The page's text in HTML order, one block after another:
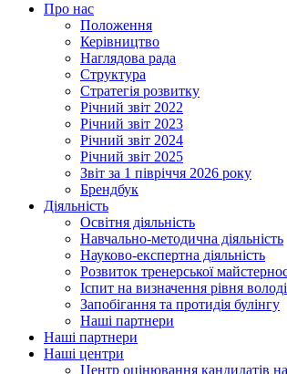
Про нас
Положення
Керівництво
Наглядова рада
Структура
Стратегія розвитку
Річний звіт 2022
Річний звіт 2023
Річний звіт 2024
Річний звіт 2025
Звіт за 1 півріччя 2026 року
Брендбук
Діяльність
Освітня діяльність
Навчально-методична діяльність
Науково-експертна діяльність
Розвиток тренерської
Іспит на визначення рівня
Запобігання та протидія булінгу
Наші партнери
Наші партнери
Наші центри
Центр оцінювання кандидатів